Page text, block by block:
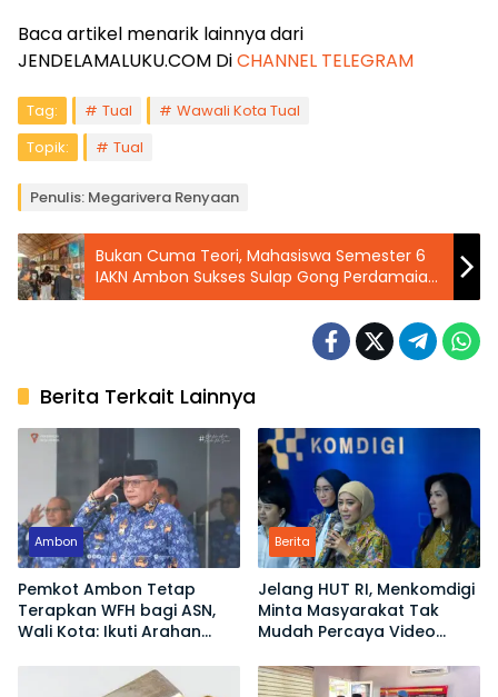
Baca artikel menarik lainnya dari
JENDELAMALUKU.COM DiCHANNEL TELEGRAM
Tag: Tual
Wawali Kota Tual
Topik:
Tual
Penulis: Megarivera Renyaan
Bukan Cuma Teori, Mahasiswa Semester 6
IAKN Ambon Sukses Sulap Gong Perdamaian
Jadi Festival Budaya Profesional
Berita Terkait Lainnya
Ambon
Pemkot Ambon Tetap
Terapkan WFH bagi ASN,
Wali Kota: Ikuti Arahan
Berita
Jelang HUT RI, Menkomdigi
Minta Masyarakat Tak
Mudah Percaya Video